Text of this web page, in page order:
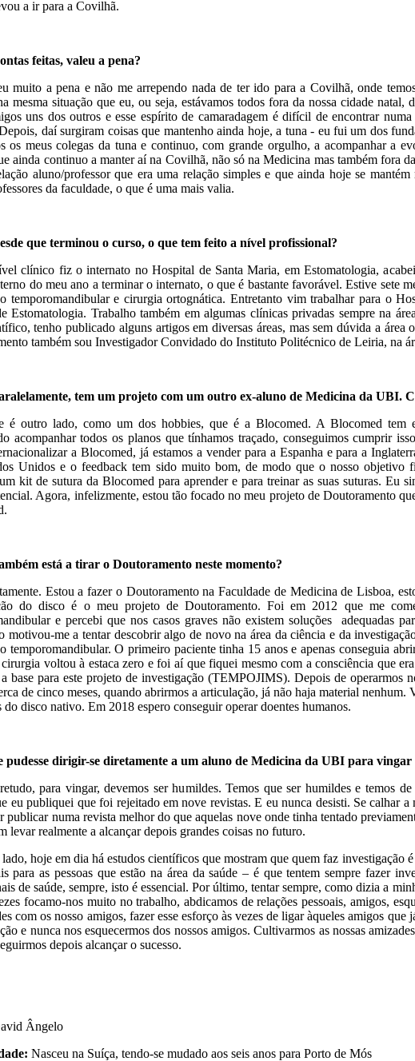
a ir para a Covilhã.
feitas, valeu a pena?
muito a pena e não me arrependo nada de ter ido para a Covilhã, onde
mesma situação que eu, ou seja, estávamos todos fora da nossa cidade
uns dos outros e esse espírito de camaradagem é difícil de encontrar
daí surgiram coisas que mantenho ainda hoje, a tuna - eu fui um dos
os meus colegas da tuna e continuo, com grande orgulho, a acompanhar a
ainda continuo a manter aí na Covilhã, não só na Medicina mas também fora
aluno/professor que era uma relação simples e que ainda hoje se
da faculdade, o que é uma mais valia.
que terminou o curso, o que tem feito a nível profissional?
clínico fiz o internato no Hospital de Santa Maria, em Estomatologia,
do meu ano a terminar o internato, o que é bastante favorável. Estive sete
temporomandibular e cirurgia ortognática. Entretanto vim trabalhar para o
Estomatologia. Trabalho também em algumas clínicas privadas sempre na
tenho publicado alguns artigos em diversas áreas, mas sem dúvida a área
também sou Investigador Convidado do Instituto Politécnico de Leiria, na
tem um projeto com um outro ex-aluno de Medicina da UBI.
é outro lado, como um dos hobbies, que é a Blocomed. A Blocomed tem
acompanhar todos os planos que tínhamos traçado, conseguimos cumprir
a Blocomed, já estamos a vender para a Espanha e para a
Unidos e o feedback tem sido muito bom, de modo que o nosso objetivo
kit de sutura da Blocomed para aprender e para treinar as suas suturas. Eu
Agora, infelizmente, estou tão focado no meu projeto de Doutoramento
está a tirar o Doutoramento neste momento?
Estou a fazer o Doutoramento na Faculdade de Medicina de Lisboa,
do disco é o meu projeto de Doutoramento. Foi em 2012 que me
e percebi que nos casos graves não existem soluções adequadas
motivou-me a tentar descobrir algo de novo na área da ciência e da
temporomandibular. O primeiro paciente tinha 15 anos e apenas conseguia
cirurgia voltou à estaca zero e foi aí que fiquei mesmo com a consciência que
base para este projeto de investigação (TEMPOJIMS). Depois de operarmos
de cinco meses, quando abrirmos a articulação, já não haja material
do disco nativo. Em 2018 espero conseguir operar doentes humanos.
pudesse dirigir-se diretamente a um aluno de Medicina da UBI para
para vingar, devemos ser humildes. Temos que ser humildes e temos
eu publiquei que foi rejeitado em nove revistas. E eu nunca desisti. Se calhar a
publicar numa revista melhor do que aquelas nove onde tinha tentado
levar realmente a alcançar depois grandes coisas no futuro.
hoje em dia há estudos científicos que mostram que quem faz
para as pessoas que estão na área da saúde – é que tentem sempre fazer
de saúde, sempre, isto é essencial. Por último, tentar sempre, como dizia a
focamo-nos muito no trabalho, abdicamos de relações pessoais, amigos,
com os nosso amigos, fazer esse esforço às vezes de ligar àqueles amigos
e nunca nos esquecermos dos nossos amigos. Cultivarmos as nossas
depois alcançar o sucesso.
Ângelo
Nasceu na Suíça, tendo-se mudado aos seis anos para Porto de Mós